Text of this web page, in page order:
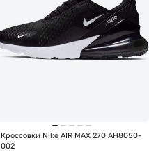
Кроссовки Nike AIR MAX 270 AH8050-
002